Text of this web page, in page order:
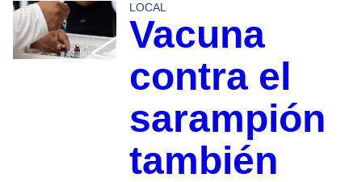
LOCAL
Vacuna
contra el
sarampión
también